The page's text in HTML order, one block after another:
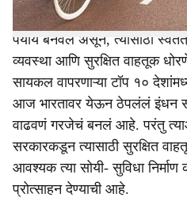
अनेक विकसित देशांनी सायकलला
पर्याय बनवले असून, त्यासाठी
व्यवस्था आणि सुरक्षित वाहतूक
सायकल वापरणाऱ्या टॉप १०
आज भारतावर येऊन ठेपलंलं इंधन
वाढवणं गरजेचं बनलं आहे. परंतु
सरकारकडून त्यासाठी सुरक्षित
आवश्यक त्या सोयी- सुविधा
प्रोत्साहन देण्याची आहे.